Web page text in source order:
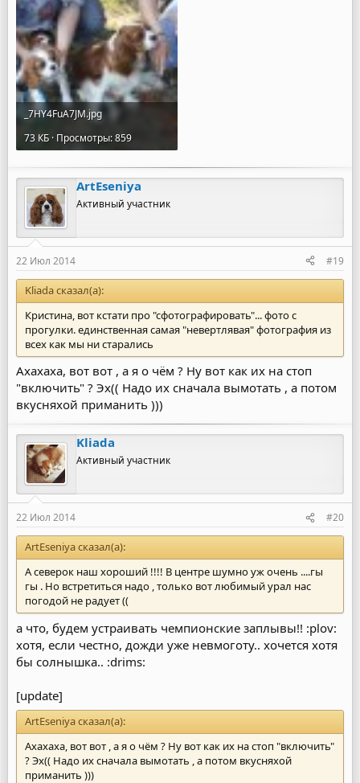
_7HY4FuA7JM.jpg
73 КБ · Просмотры: 859
ArtEseniya
Активный участник
22 Июл 2014 #19
Kliada сказал(а):
Кристина, вот кстати про "сфотографировать"... фото с
прогулки. единственная самая "невертлявая" фотография из
всех как мы ни старались
Ахахаха, вот вот , а я о чём ? Ну вот как их на стоп
"включить" ? Эх(( Надо их сначала вымотать , а потом
вкусняхой приманить )))
Kliada
Активный участник
22 Июл 2014 #20
ArtEseniya сказал(а):
А северок наш хороший !!!! В центре шумно уж очень ....гы
гы . Но встретиться надо , только вот любимый урал нас
погодой не радует ((
а что, будем устраивать чемпионские заплывы!! :plov:
хотя, если честно, дожди уже невмоготу.. хочется хотя
бы солнышка.. :drims:
[update]
ArtEseniya сказал(а):
Ахахаха, вот вот , а я о чём ? Ну вот как их на стоп "включить"
? Эх(( Надо их сначала вымотать , а потом вкусняхой
приманить )))